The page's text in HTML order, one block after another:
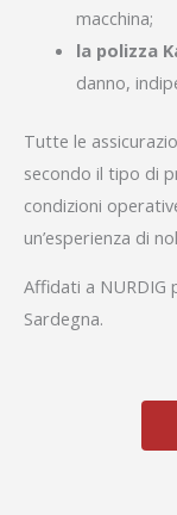
macchina;
la polizza
danno,
Tutte le
secondo il tipo di
condizioni
un’esperienza di
Affidati a
Sardegna.